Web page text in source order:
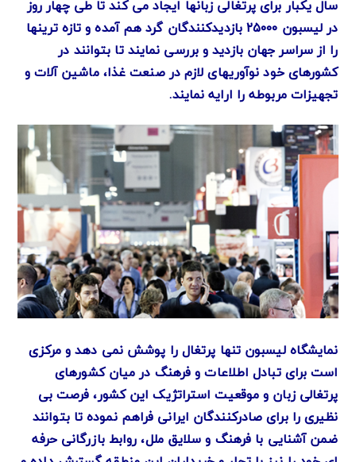
سال یکبار برای پرتغالی زبانها ایجاد می کند تا طی چهار روز
در لیسبون ۲۵۰۰۰ بازدیدکنندگان گرد هم آمده و تازه ترینها
را از سراسر جهان بازدید و بررسی نمایند تا بتوانند در
کشورهای خود نوآوریهای لازم در صنعت غذا، ماشین آلات و
تجهیزات مربوطه را ارایه نمایند.
نمایشگاه لیسبون تنها پرتغال را پوشش نمی دهد و مرکزی
است برای تبادل اطلاعات و فرهنگ در میان کشورهای
پرتغالی زبان و موقعیت استراتژیک این کشور، فرصت بی
نظیری را برای صادرکنندگان ایرانی فراهم نموده تا بتوانند
ضمن آشنایی با فرهنگ و سلایق ملل، روابط بازرگانی حرفه